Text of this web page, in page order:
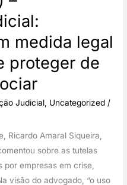
medida legal
proteger de
Judicial, Uncategorized /
Ricardo Amaral Siqueira,
sobre as tutelas
por empresas em crise,
visão do advogado, “o uso